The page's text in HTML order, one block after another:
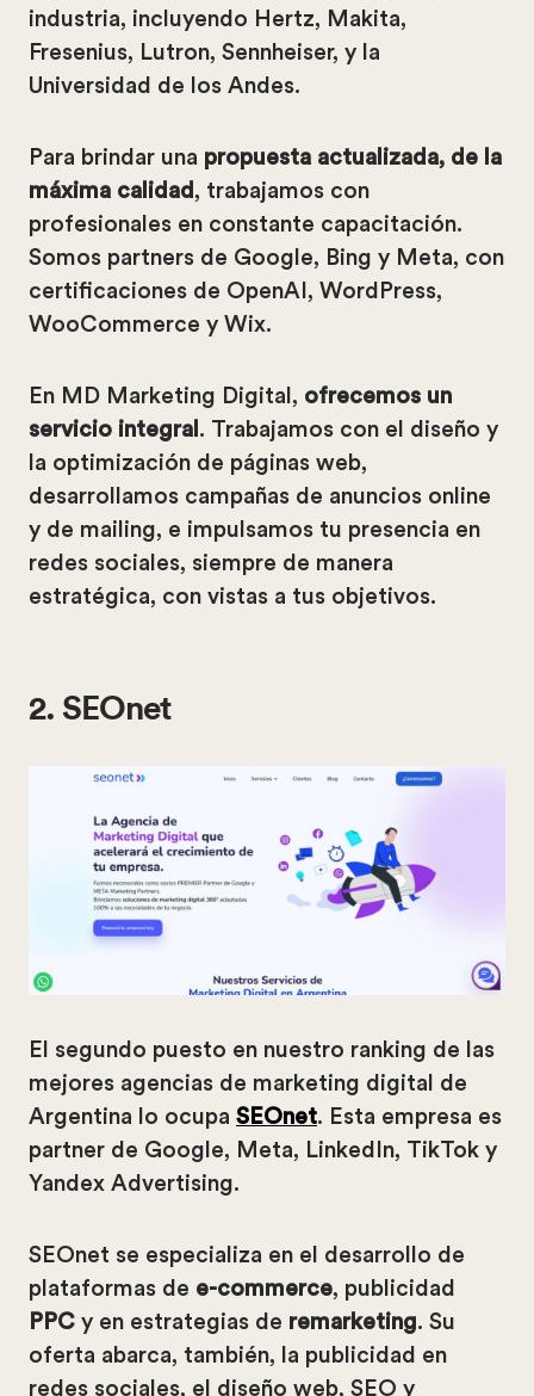
industria, incluyendo Hertz, Makita,
Fresenius, Lutron, Sennheiser, y la
Universidad de los Andes.
Para brindar una propuesta actualizada, de la
máxima calidad, trabajamos con
profesionales en constante capacitación.
Somos partners de Google, Bing y Meta, con
certificaciones de OpenAI, WordPress,
WooCommerce y Wix.
En MD Marketing Digital, ofrecemos un
servicio integral . Trabajamos con el diseño y
la optimización de páginas web,
desarrollamos campañas de anuncios online
y de mailing, e impulsamos tu presencia en
redes sociales, siempre de manera
estratégica, con vistas a tus objetivos.
2. SEOnet
El segundo puesto en nuestro ranking de las
mejores agencias de marketing digital de
Argentina lo ocupa SEOnet. Esta empresa es
partner de Google, Meta, LinkedIn, TikTok y
Yandex Advertising.
SEOnet se especializa en el desarrollo de
plataformas de e-commerce, publicidad
PPC y en estrategias de remarketing. Su
oferta abarca, también, la publicidad en
redes sociales, el diseño web, SEO y